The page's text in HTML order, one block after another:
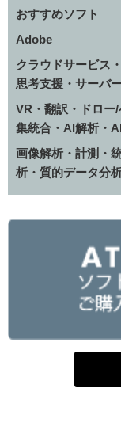
おすすめソフト
Adobe
クラウドサービス
思考支援・サーバ
VR・翻訳・ドロー
集統合・AI解析・
画像解析・計測・
析・質的データ分